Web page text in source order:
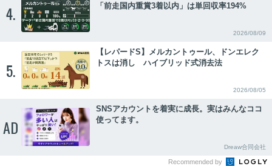
4.
「前走国内重賞3着以内」は単回収率194%
2026/08/09
5.
【レパードS】メルカントゥール、ドンエレク
トスは消し ハイブリッド式消去法
2026/08/05
AD
SNSアカウントを着実に成長。実はみんなココ
使ってます。
Dreaw合同会社
Recommended by